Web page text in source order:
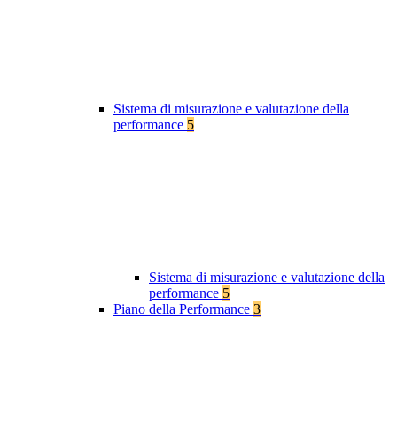
Sistema di misurazione e valutazione della
performance 5
Sistema di misurazione e valutazione della
performance 5
Piano della Performance 3